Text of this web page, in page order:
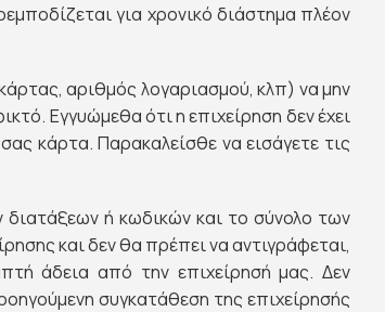
για χρονικό διάστημα πλέον
αριθμός λογαριασμού, κλπ) να μην
Εγγυώμεθα ότι η επιχείρηση δεν έχει
κάρτα. Παρακαλείσθε να εισάγετε τις
διατάξεων ή κωδικών και το σύνολο των
και δεν θα πρέπει να αντιγράφεται,
άδεια από την επιχείρησή μας. Δεν
συγκατάθεση της επιχείρησής